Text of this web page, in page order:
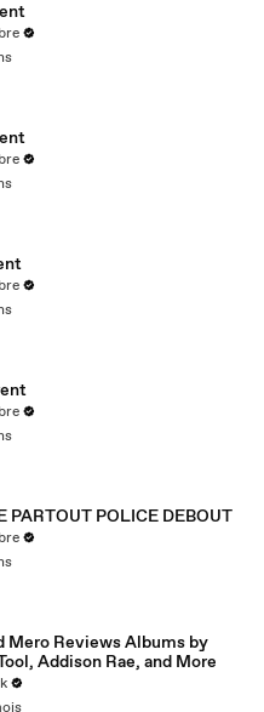
PARTOUT POLICE DEBOUT
Mero Reviews Albums by
Addison Rae, and More